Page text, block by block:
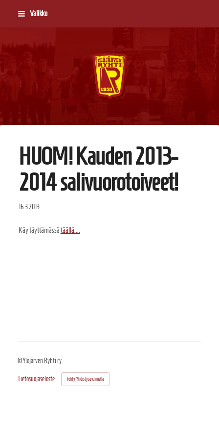
Valikko
Ylöjärven Ryhti
HUOM! Kauden 2013-
2014 salivuorotoiveet!
16.3.2013
Käy täyttämässätäällä....
©Ylöjärven Ryhti ry
Tietosuojaseloste Tehty Yhdistysavaimella